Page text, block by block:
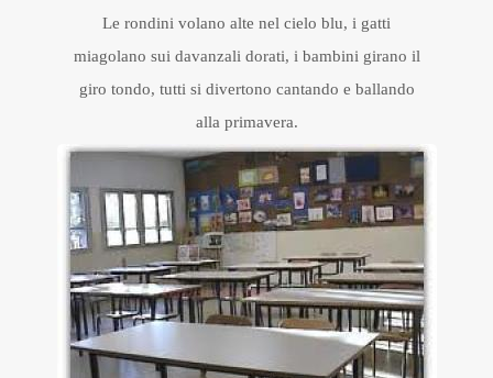
Le rondini volano alte nel cielo blu, i gatti
miagolano sui davanzali dorati, i bambini girano il
giro tondo, tutti si divertono cantando e ballando
alla primavera.